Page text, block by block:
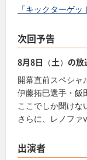
「キックターゲ
次回予告
8月8日（土）の放
開幕直前スペシャ
伊藤拓巳選手・飯
ここでしか聞けな
さらに、レノファ
出演者